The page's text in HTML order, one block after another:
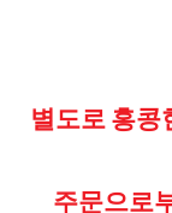
별도로 홍콩
주문으로